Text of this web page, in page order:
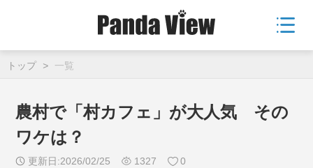
トップ > 一覧
農村で「村カフェ」が大人気 その
ワケは？
更新日:2026/02/25 1327 0